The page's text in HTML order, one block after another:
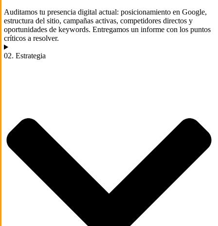
Auditamos tu presencia digital actual: posicionamiento en Google,
estructura del sitio, campañas activas, competidores directos y
oportunidades de keywords. Entregamos un informe con los puntos
críticos a resolver.
02. Estrategia